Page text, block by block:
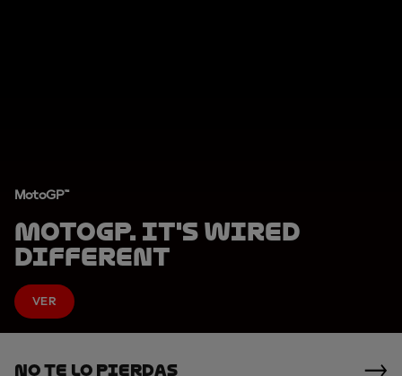
MotoGP™
MotoGP. It's Wired
Different
VER
No Te Lo Pierdas